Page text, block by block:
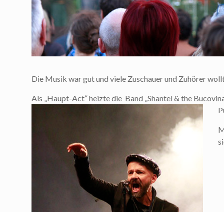
Die Musik war gut und viele Zuschauer und Zuhörer
Als „Haupt-Act“ heizte die Band „Shantel & the